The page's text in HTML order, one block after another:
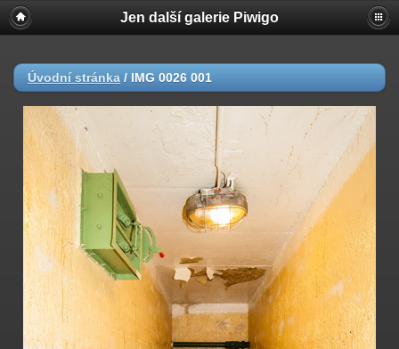
Jen další galerie Piwigo
Úvodní stránka / IMG 0026 001